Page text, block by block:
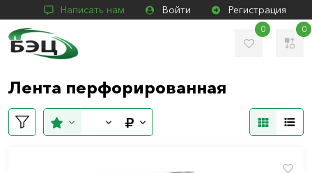
Написать нам Войти Регистрация
0 0
Лента перфорированная